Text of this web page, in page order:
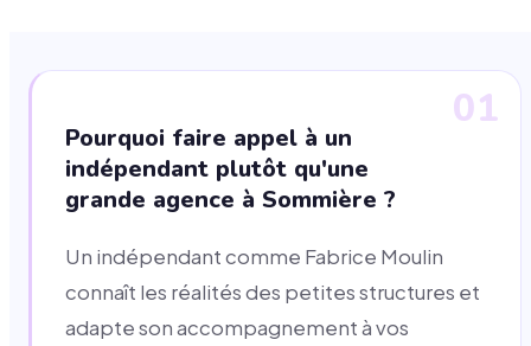
01
Pourquoi faire appel à un
indépendant plutôt qu'une
grande agence à Sommière ?
Un indépendant comme Fabrice Moulin
connaît les réalités des petites structures et
adapte son accompagnement à vos